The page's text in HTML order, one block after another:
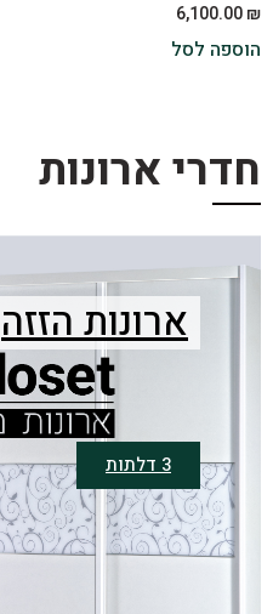
6,100.00 ₪
הוספה לסל
חדרי ארונות
ארונות הזזה
3 דלתות